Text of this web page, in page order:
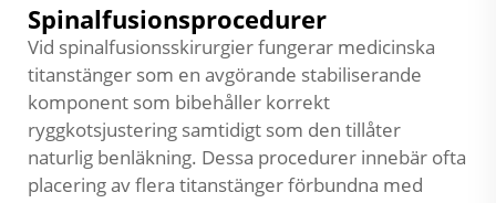
Spinalfusionsprocedurer
Vid spinalfusionsskirurgier fungerar medicinska
titanstänger som en avgörande stabiliserande
komponent som bibehåller korrekt
ryggkotsjustering samtidigt som den tillåter
naturlig benläkning. Dessa procedurer innebär ofta
placering av flera titanstänger förbundna med